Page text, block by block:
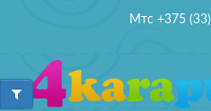
Мтс +375